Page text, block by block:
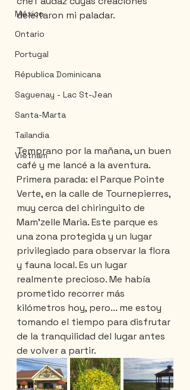
México
Ontario
Portugal
Républica Dominicana
Saguenay - Lac St-Jean
Santa-Marta
Tailandia
Vietnam
deleitaron mi paladar.
Temprano por la mañana, un buen
café y me lancé a la aventura.
Primera parada: el Parque Pointe
Verte, en la calle de Tournepierres,
muy cerca del chiringuito de
Mam'zelle Maria. Este parque es
una zona protegida y un lugar
privilegiado para observar la flora
y fauna local. Es un lugar
realmente precioso. Me había
prometido recorrer más
kilómetros hoy, pero... me estoy
tomando el tiempo para disfrutar
de la tranquilidad del lugar antes
de volver a partir.